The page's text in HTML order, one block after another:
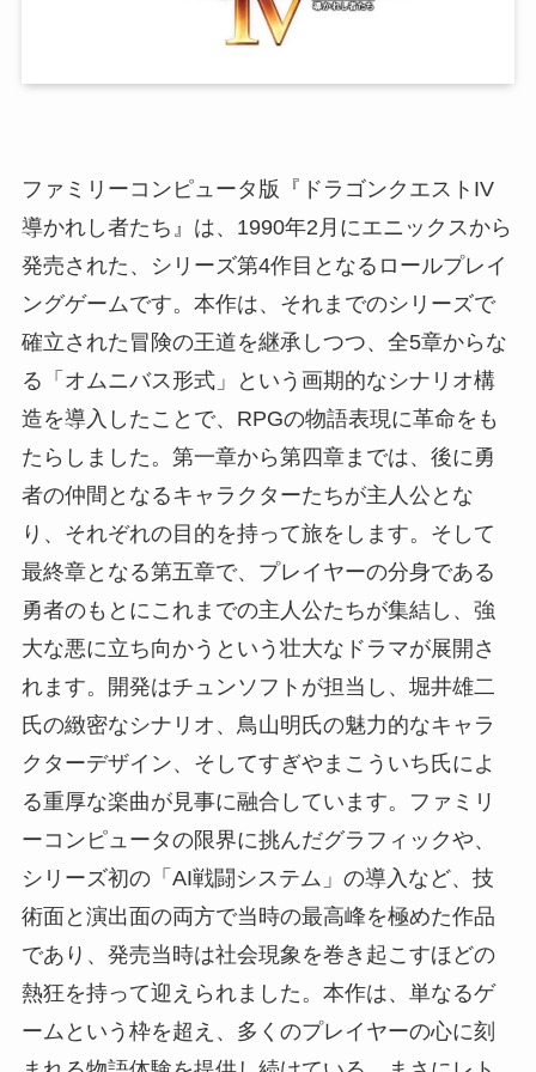
ファミリーコンピュータ版『ドラゴンクエストIV
導かれし者たち』は、1990年2月にエニックスから
発売された、シリーズ第4作目となるロールプレイ
ングゲームです。本作は、それまでのシリーズで
確立された冒険の王道を継承しつつ、全5章からな
る「オムニバス形式」という画期的なシナリオ構
造を導入したことで、RPGの物語表現に革命をも
たらしました。第一章から第四章までは、後に勇
者の仲間となるキャラクターたちが主人公とな
り、それぞれの目的を持って旅をします。そして
最終章となる第五章で、プレイヤーの分身である
勇者のもとにこれまでの主人公たちが集結し、強
大な悪に立ち向かうという壮大なドラマが展開さ
れます。開発はチュンソフトが担当し、堀井雄二
氏の緻密なシナリオ、鳥山明氏の魅力的なキャラ
クターデザイン、そしてすぎやまこういち氏によ
る重厚な楽曲が見事に融合しています。ファミリ
ーコンピュータの限界に挑んだグラフィックや、
シリーズ初の「AI戦闘システム」の導入など、技
術面と演出面の両方で当時の最高峰を極めた作品
であり、発売当時は社会現象を巻き起こすほどの
熱狂を持って迎えられました。本作は、単なるゲ
ームという枠を超え、多くのプレイヤーの心に刻